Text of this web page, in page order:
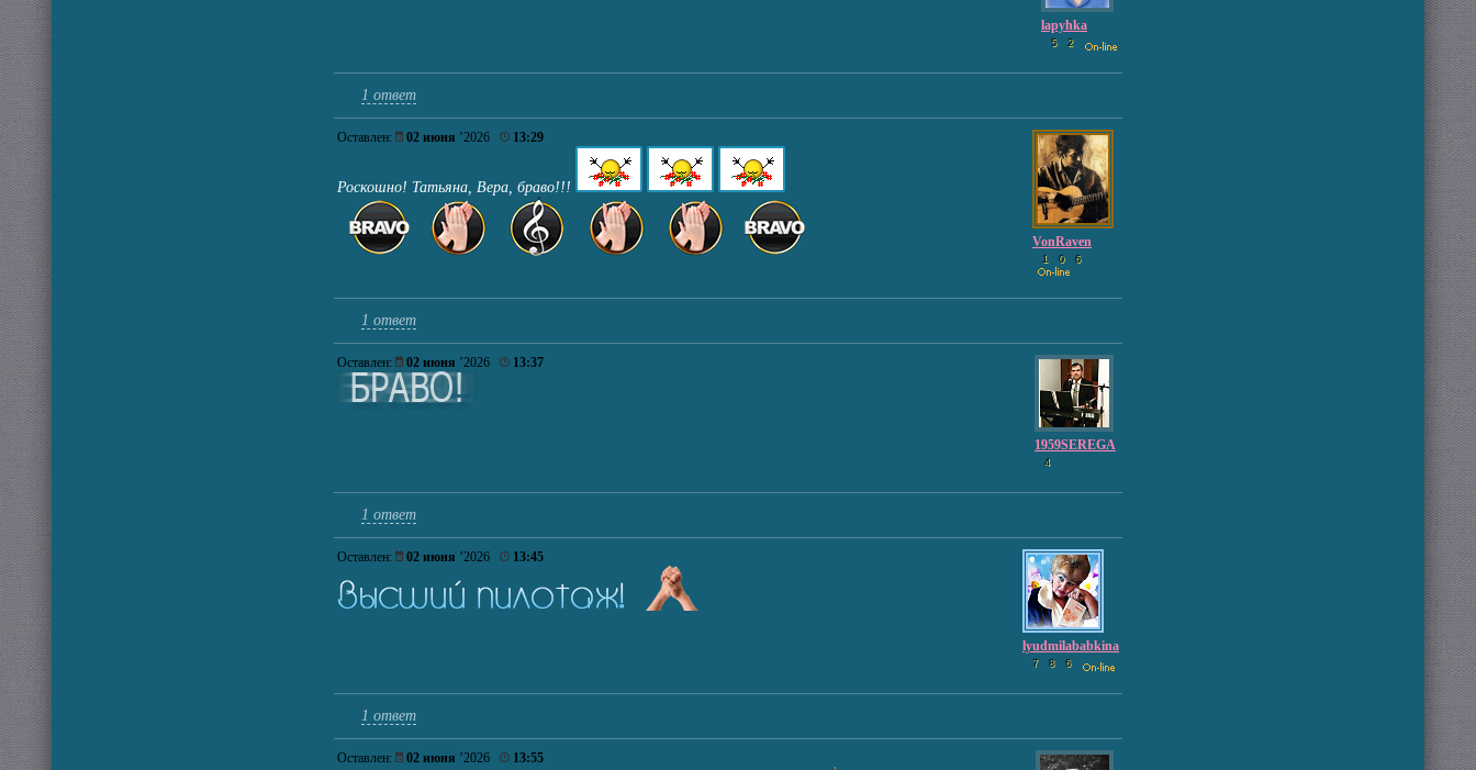
lapyhka
5 2
1 ответ
Оставлен: 02 июня ’2026 13:29
Роскошно! Татьяна, Вера, браво!!!
VonRaven
1 0 6
1 ответ
Оставлен: 02 июня ’2026 13:37
1959SEREGA
4
1 ответ
Оставлен: 02 июня ’2026 13:45
lyudmilababkina
7 8 6
1 ответ
Оставлен: 02 июня ’2026 13:55